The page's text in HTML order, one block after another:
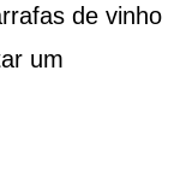
de vinho
um